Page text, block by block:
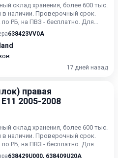
склад хранения, более 600 тыс.
в наличии. Проверочный срок.
РБ, на ПВЗ - бесплатно. Для
актуальн...
638423VV0A
17 дней назад
правая
2005-2008
склад хранения, более 600 тыс.
в наличии. Проверочный срок.
РБ, на ПВЗ - бесплатно. Для
актуальн...
638429U000, 638409U20A